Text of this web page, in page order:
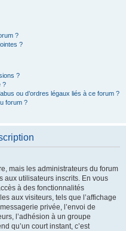
?
?
?
?
ou d’ordres légaux liés à ce forum ?
forum ?
mais les administrateurs du forum
aux utilisateurs inscrits. En vous
à des fonctionnalités
aux visiteurs, tels que l’affichage
privée, l’envoi de
l’adhésion à un groupe
qu’un court instant, c’est